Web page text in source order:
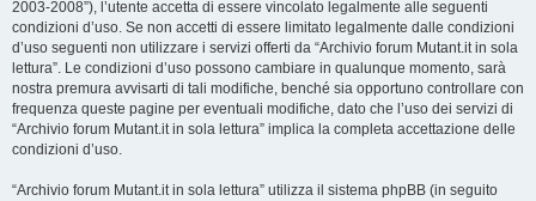
2003-2008”), l’utente accetta di essere vincolato legalmente alle seguenti
condizioni d’uso. Se non accetti di essere limitato legalmente dalle condizioni
d’uso seguenti non utilizzare i servizi offerti da “Archivio forum Mutant.it in sola
lettura”. Le condizioni d’uso possono cambiare in qualunque momento, sarà
nostra premura avvisarti di tali modifiche, benché sia opportuno controllare con
frequenza queste pagine per eventuali modifiche, dato che l’uso dei servizi di
“Archivio forum Mutant.it in sola lettura” implica la completa accettazione delle
condizioni d’uso.
“Archivio forum Mutant.it in sola lettura” utilizza il sistema phpBB (in seguito